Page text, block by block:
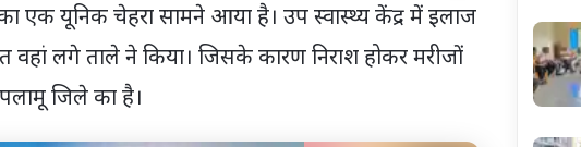
का एक यूनिक चेहरा सामने आया है। उप स्वास्थ्य केंद्र में इलाज
वहां लगे ताले ने किया। जिसके कारण निराश होकर मरीजों
पलामू जिले का है।